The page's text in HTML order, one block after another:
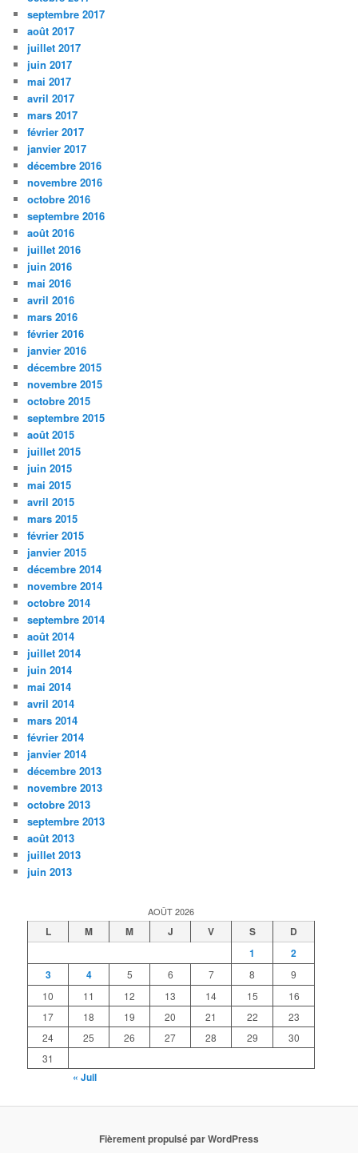
septembre 2017
août 2017
juillet 2017
juin 2017
mai 2017
avril 2017
mars 2017
février 2017
janvier 2017
décembre 2016
novembre 2016
octobre 2016
septembre 2016
août 2016
juillet 2016
juin 2016
mai 2016
avril 2016
mars 2016
février 2016
janvier 2016
décembre 2015
novembre 2015
octobre 2015
septembre 2015
août 2015
juillet 2015
juin 2015
mai 2015
avril 2015
mars 2015
février 2015
janvier 2015
décembre 2014
novembre 2014
octobre 2014
septembre 2014
août 2014
juillet 2014
juin 2014
mai 2014
avril 2014
mars 2014
février 2014
janvier 2014
décembre 2013
novembre 2013
octobre 2013
septembre 2013
août 2013
juillet 2013
juin 2013
AOÛT 2026
L M M J V S
D
1
2
3
4 5 6 7 8
9
10
11 12 13 14 15
16
17
18 19 20 21 22
23
24
25 26 27 28 29
30
31
« Juil
Fièrement propulsé par WordPress